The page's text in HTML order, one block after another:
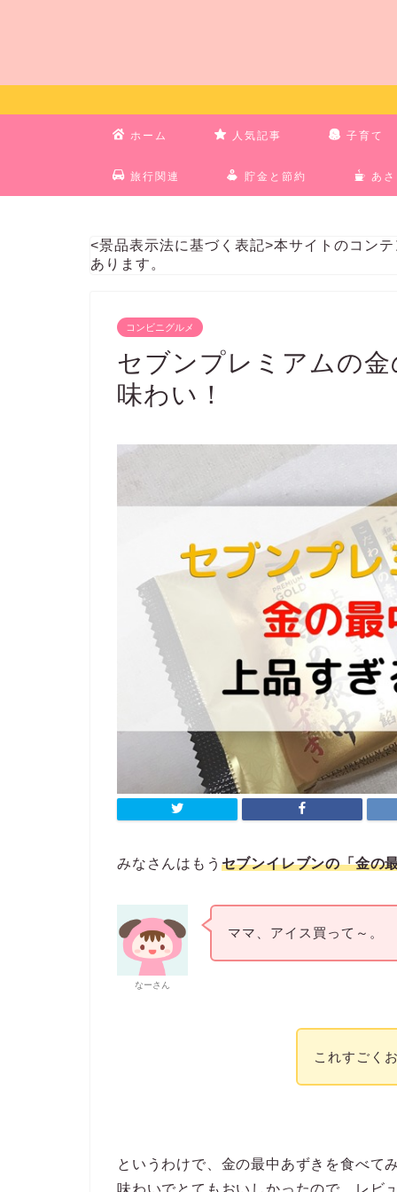
ホーム 人気記事 子育て
旅行関連 貯金と節約 あ
<景品表示法に基づく表記>本サイトのコン
あります。
コンビニグルメ
セブンプレミアムの
味わい！
みなさんはもう セブンイレブンの「金の
なーさん
ママ、アイス買って～。
これすごく
というわけで、金の最中あずきを食べて